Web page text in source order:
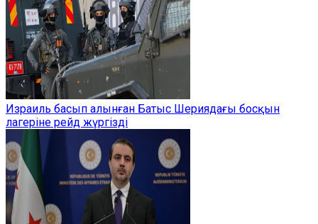
Израиль басып алынған Батыс Шериядағы босқын
лагеріне рейд жүргізді